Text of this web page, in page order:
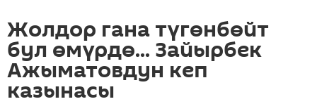
Жолдор гана түгөнбөйт
бул өмүрдө... Зайырбек
Ажыматовдун кеп
казынасы